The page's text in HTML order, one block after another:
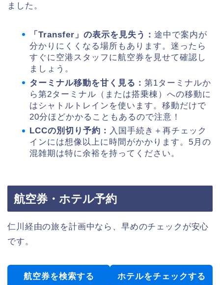
ました。
「Transfer」の表示を見失う： 途中で案内が
分かりにくくなる場所もあります。迷ったら
すぐに空港スタッフに航空券を見せて確認し
ましょう。
ターミナル移動を甘く見る： 第1ターミナルか
ら第2ターミナル（または搭乗棟）への移動に
はシャトルトレインを使います。移動だけで
20分ほどかかることもあるので注意！
LCCの別切り予約： 入国手続き＋再チェック
インには想像以上に時間がかかります。5月の
混雑期は特に余裕を持ってください。
航空券・ホテル予約
仁川経由の旅を計画中なら、早めのチェックが安心
です。
航空券を検索する ホテルをチェックする